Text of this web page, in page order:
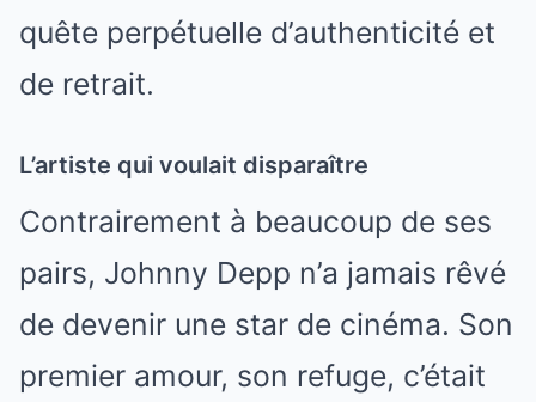
quête perpétuelle d’authenticité et
de retrait.
L’artiste qui voulait disparaître
Contrairement à beaucoup de ses
pairs, Johnny Depp n’a jamais rêvé
de devenir une star de cinéma. Son
premier amour, son refuge, c’était